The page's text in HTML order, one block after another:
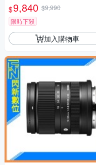
$9,840 $9,990
限時下殺
加入購物車